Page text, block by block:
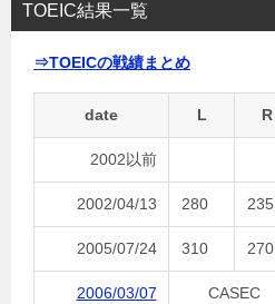
TOEIC結果一覧
⇒TOEICの戦績まとめ
date L R
2002以前
2002/04/13 280 235
2005/07/24 310 270
2006/03/07 CASEC